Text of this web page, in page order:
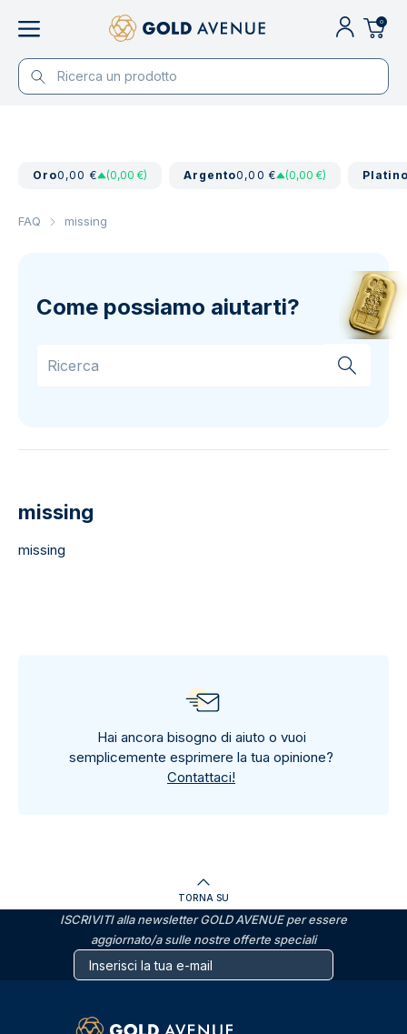
0
Oro0,00 € (0,00 €) Argento0,00 € (0,00 €)
FAQ missing
Come possiamo aiutarti?
missing
missing
Hai ancora bisogno di aiuto o vuoi
semplicemente esprimere la tua opinione?
Contattaci!
TORNA SU
ISCRIVITI alla newsletter GOLD AVENUE per essere
aggiornato/a sulle nostre offerte speciali